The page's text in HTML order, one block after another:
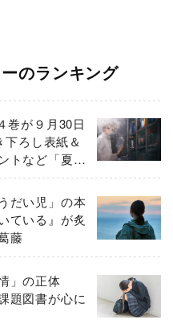
のランキング
巻が９月30日
ろし表紙＆
トなど「夏の
！
だい児」の本
いる』が炙
藤
」の正体
題図書が心に